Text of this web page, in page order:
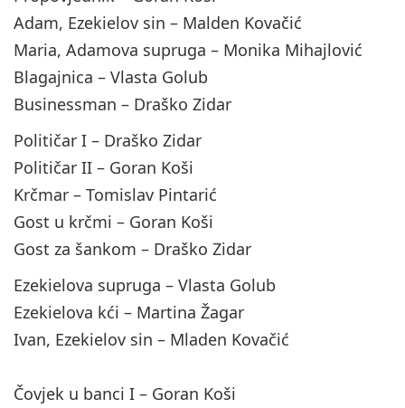
Adam, Ezekielov sin – Malden Kovačić
Maria, Adamova supruga – Monika Mihajlović
Blagajnica – Vlasta Golub
Businessman – Draško Zidar
Političar I – Draško Zidar
Političar II – Goran Koši
Krčmar – Tomislav Pintarić
Gost u krčmi – Goran Koši
Gost za šankom – Draško Zidar
Ezekielova supruga – Vlasta Golub
Ezekielova kći – Martina Žagar
Ivan, Ezekielov sin – Mladen Kovačić
Čovjek u banci I – Goran Koši